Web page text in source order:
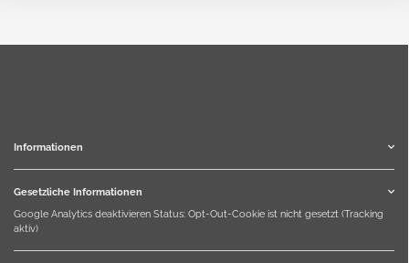
Informationen
Gesetzliche Informationen
Google Analytics deaktivieren Status: Opt-Out-Cookie ist nicht gesetzt (Tracking
aktiv)